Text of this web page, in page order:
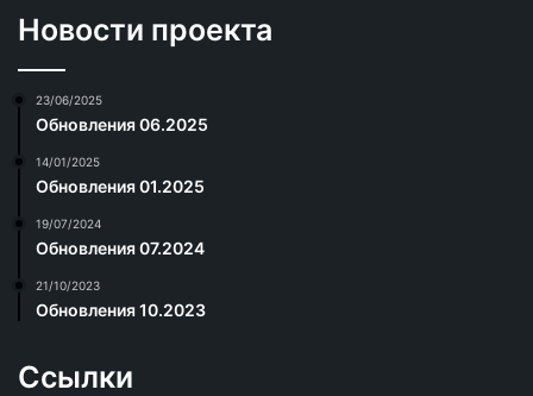
Новости проекта
23/06/2025
Обновления 06.2025
14/01/2025
Обновления 01.2025
19/07/2024
Обновления 07.2024
21/10/2023
Обновления 10.2023
Ссылки